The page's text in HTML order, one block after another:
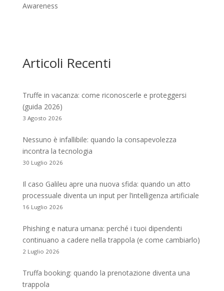
Awareness
Articoli Recenti
Truffe in vacanza: come riconoscerle e proteggersi
(guida 2026)
3 Agosto 2026
Nessuno è infallibile: quando la consapevolezza
incontra la tecnologia
30 Luglio 2026
Il caso Galileu apre una nuova sfida: quando un atto
processuale diventa un input per l’intelligenza artificiale
16 Luglio 2026
Phishing e natura umana: perché i tuoi dipendenti
continuano a cadere nella trappola (e come cambiarlo)
2 Luglio 2026
Truffa booking: quando la prenotazione diventa una
trappola